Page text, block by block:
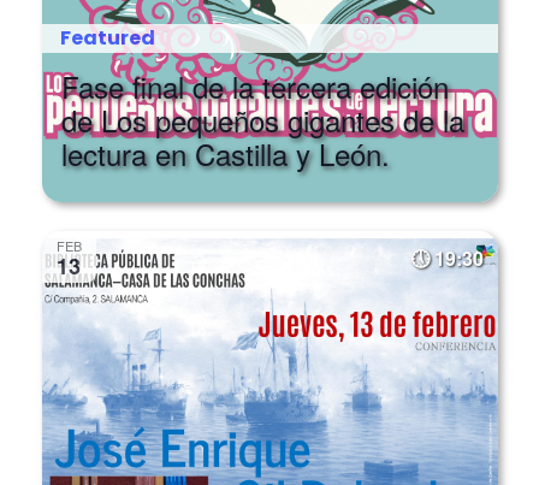
Featured
Fase final de la tercera edición
de Los pequeños gigantes de la
lectura en Castilla y León.
FEB
13 19:30